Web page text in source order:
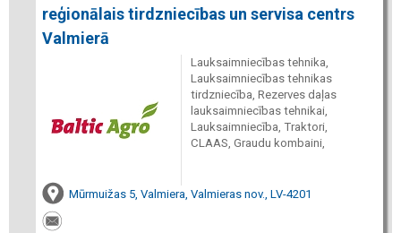
reģionālais tirdzniecības un servisa centrs
Valmierā
Lauksaimniecības tehnika,
Lauksaimniecības tehnikas
tirdzniecība, Rezerves daļas
lauksaimniecības tehnikai,
Lauksaimniecība, Traktori,
CLAAS, Graudu kombaini,
Mūrmuižas 5, Valmiera, Valmieras nov., LV-4201